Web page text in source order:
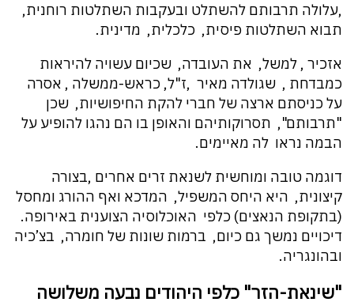
,עלולה תרבותם להשתלט ובעקבות השתלטות רוחנית,
תבוא השתלטות פיסית, כלכלית, מדינית.
אזכיר , למשל, את העובדה, שכיום עשויה להיראות
כמבדחת , שגולדה מאיר ,ז"ל, כראש-ממשלה , אסרה
על כניסתם ארצה של חברי להקת החיפושיות, שכן
"תרבותם", תסרוקותיהם והאופן בו הם נהגו להופיע על
הבמה נראו לה מאיימים.
דוגמה טובה ומוחשית לשנאת זרים אחרים ,בצורה
קיצונית, היא היחס המשפיל, המדכא ואף ההורג ומחסל
(בתקופת הנאצים) כלפי האוכלוסיה הצוענית באירופה.
דיכויים נמשך גם כיום, ברמות שונות של חומרה, בצ’כיה
ובהונגריה.
"שינאת-הזר" כלפי היהודים נבעה משלושה